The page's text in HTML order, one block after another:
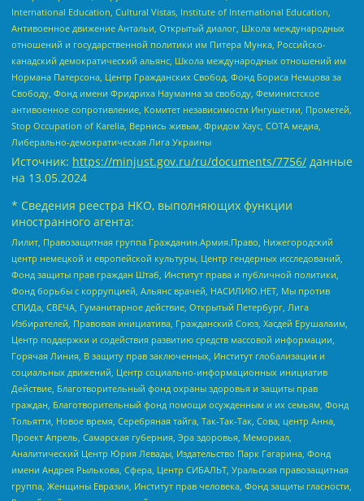
International Education, Cultural Vistas, Institute of International Education,
Антивоенное движение Антальи, Открытый диалог, Школа международных
отношений и государственной политики им Питера Мунка, Российско-
канадский демократический альянс, Школа международных отношений им
Нормана Патерсона, Центр Гражданских Свобод, Фонд Бориса Немцова за
Свободу, Фонд имени Фридриха Науманна за свободу, Феминистское
антивоенное сопротивление, Комитет независимости Ингушетии, Прометей,
Stop Occupation of Karelia, Вернись живым, Фридом Хаус, СОТА медиа,
Либерально-демократическая Лига Украины
Источник: https://minjust.gov.ru/ru/documents/7756/ данные
на 13.05.2024
* Сведения реестра НКО, выполняющих функции
иностранного агента:
Лилит, Правозащитная группа Гражданин.Армия.Право, Нижегородский
центр немецкой и европейской культуры, Центр гендерных исследований,
Фонд защиты прав граждан Штаб, Институт права и публичной политики,
Фонд борьбы с коррупцией, Альянс врачей, НАСИЛИЮ.НЕТ, Мы против
СПИДа, СВЕЧА, Гуманитарное действие, Открытый Петербург, Лига
Избирателей, Правовая инициатива, Гражданский Союз, Хасдей Ерушалаим,
Центр поддержки и содействия развитию средств массовой информации,
Горячая Линия, В защиту прав заключенных, Институт глобализации и
социальных движений, Центр социально-информационных инициатив
Действие, Благотворительный фонд охраны здоровья и защиты прав
граждан, Благотворительный фонд помощи осужденным и их семьям, Фонд
Тольятти, Новое время, Серебряная тайга, Так-Так-Так, Сова, центр Анна,
Проект Апрель, Самарская губерния, Эра здоровья, Мемориал,
Аналитический Центр Юрия Левады, Издательство Парк Гагарина, Фонд
имени Андрея Рылькова, Сфера, Центр СИБАЛЬТ, Уральская правозащитная
группа, Женщины Евразии, Институт прав человека, Фонд защиты гласности,